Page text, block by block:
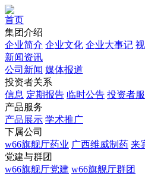
首页
集团介绍
企业简介 企业文化 企业⼤事记
新闻资讯
公司新闻 媒体报道
投资者关系
信息 定期报告 临时公告 投资者
产品服务
产品展示 学术推广
下属公司
w66旗舰厅药业 广西维威制药 来
党建与群团
w66旗舰厅党建 w66旗舰厅群团